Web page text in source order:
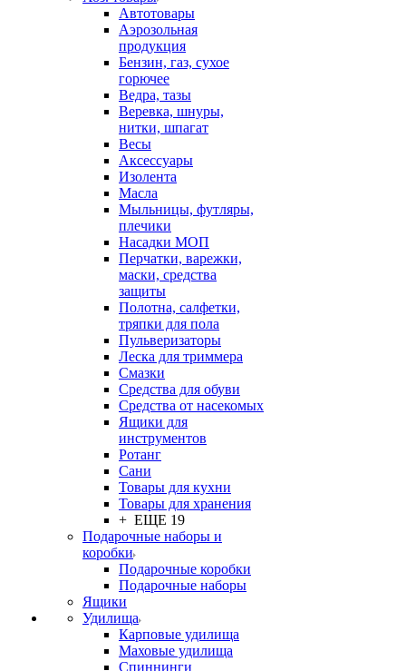
Автотовары
Аэрозольная
продукция
Бензин, газ, сухое
горючее
Ведра, тазы
Веревка, шнуры,
нитки, шпагат
Весы
Аксессуары
Изолента
Масла
Мыльницы, футляры,
плечики
Насадки МОП
Перчатки, варежки,
маски, средства
защиты
Полотна, салфетки,
тряпки для пола
Пульверизаторы
Леска для триммера
Смазки
Средства для обуви
Средства от насекомых
Ящики для
инструментов
Ротанг
Сани
Товары для кухни
Товары для хранения
+ ЕЩЕ 19
Подарочные наборы и
коробки
Подарочные коробки
Подарочные наборы
Ящики
Удилища
Карповые удилища
Маховые удилища
Спиннинги